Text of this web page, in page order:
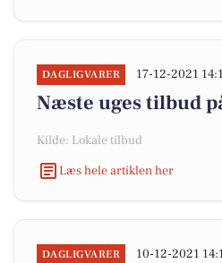
DAGLIGVARER 17-12-2021
Næste uges tilbud
Kilde: Lokale tilbud
Læs hele artiklen her
DAGLIGVARER 10-12-2021